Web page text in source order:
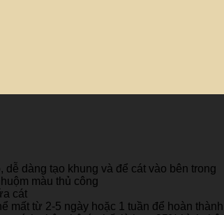
dàng tạo khung và để cát vào bên trong
màu thủ công
cát
mất từ 2-5 ngày hoặc 1 tuần để hoàn thành